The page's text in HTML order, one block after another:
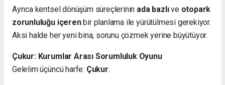
Ayrıca kentsel dönüşüm süreçlerinin ada bazlıve otopark
zorunluluğu içerenbir planlama ile yürütülmesi gerekiyor.
Aksi halde her yeni bina, sorunu çözmek yerine büyütüyor.
Çukur: Kurumlar Arası Sorumluluk Oyunu
Gelelim üçüncü harfe: Çukur.